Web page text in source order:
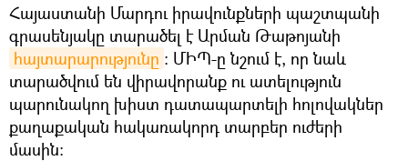
Հայաստանի Մարդու իրավունքների պաշտպանի
գրասենյակը տարածել է Արման Թաթոյանի
հայտարարությունը ։ ՄԻՊ-ը նշում է, որ նաև
տարածվում են վիրավորանք ու ատելություն
պարունակող խիստ դատապարտելի հոլովակներ
քաղաքական հակառակորդ տարբեր ուժերի
մասին: